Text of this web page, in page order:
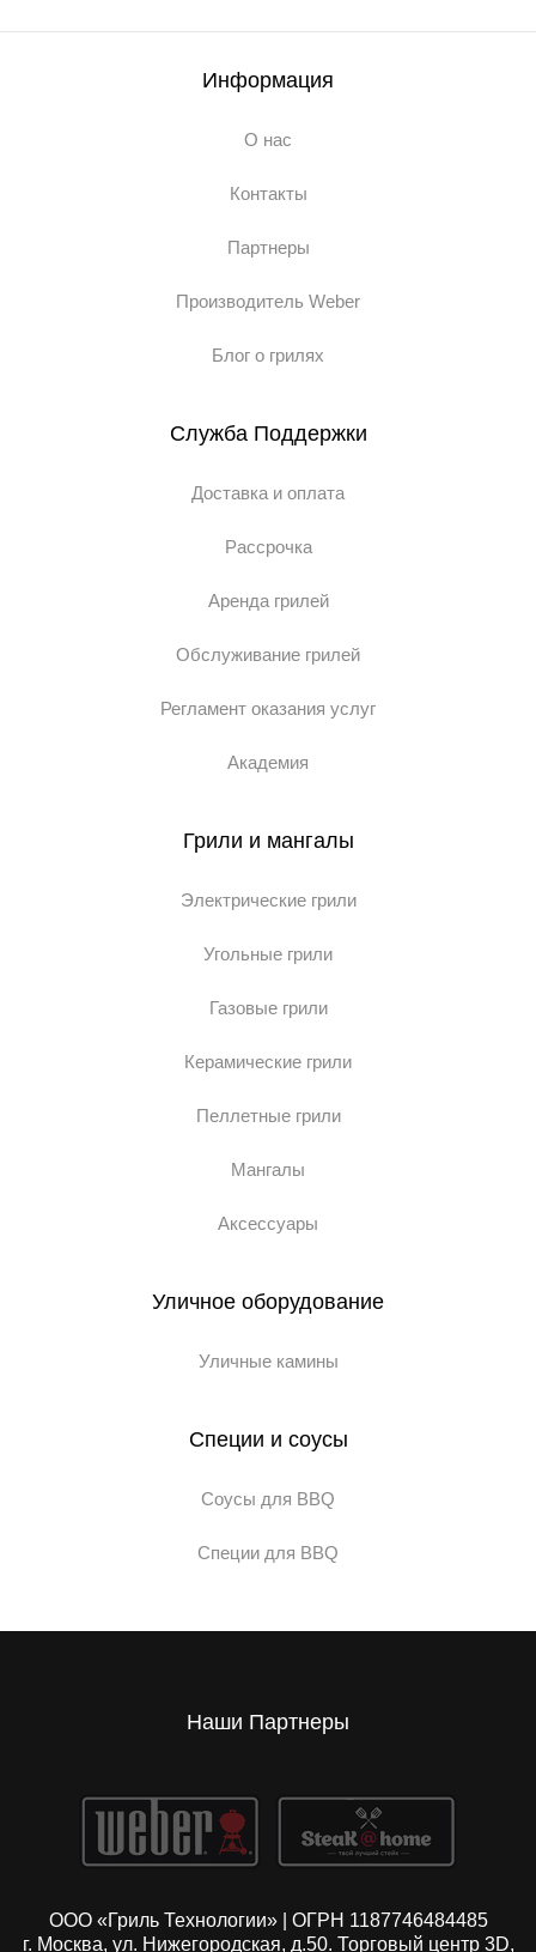
Информация
О нас
Контакты
Партнеры
Производитель Weber
Блог о грилях
Служба Поддержки
Доставка и оплата
Рассрочка
Аренда грилей
Обслуживание грилей
Регламент оказания услуг
Академия
Грили и мангалы
Электрические грили
Угольные грили
Газовые грили
Керамические грили
Пеллетные грили
Мангалы
Аксессуары
Уличное оборудование
Уличные камины
Специи и соусы
Соусы для BBQ
Специи для BBQ
Наши Партнеры
ООО «Гриль Технологии» | ОГРН 1187746484485
г. Москва, ул. Нижегородская, д.50. Торговый центр 3D,